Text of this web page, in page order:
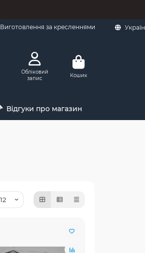
Виготовлення за кресленнями
Обліковий
запис
Кошик
Відгуки про магазин